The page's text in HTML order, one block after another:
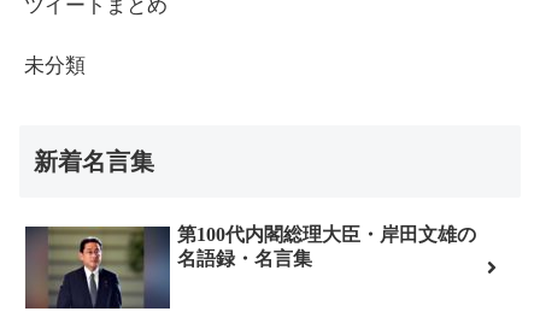
ツイートまとめ
未分類
新着名言集
第100代内閣総理大臣・岸田文雄の
名語録・名言集